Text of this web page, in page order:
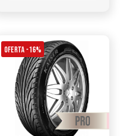
OFERTA -16%